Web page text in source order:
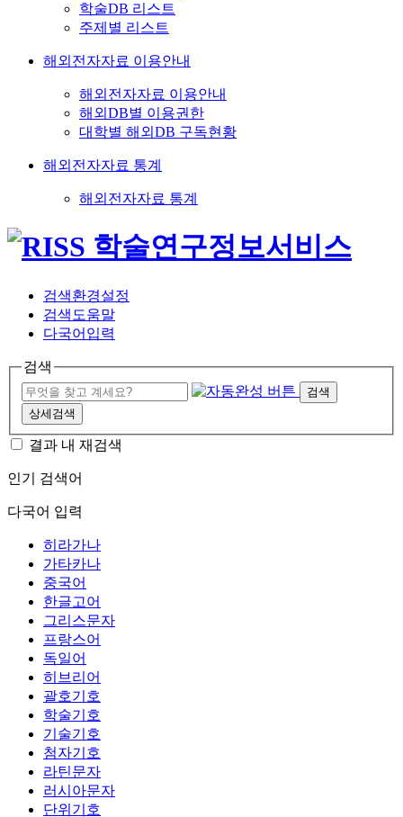
학술DB 리스트
주제별 리스트
해외전자자료 이용안내
해외전자자료 이용안내
해외DB별 이용권한
대학별 해외DB 구독현황
해외전자자료 통계
해외전자자료 통계
검색환경설정
검색도움말
다국어입력
검색
검색
상세검색
결과 내 재검색
인기 검색어
다국어 입력
히라가나
가타카나
중국어
한글고어
그리스문자
프랑스어
독일어
히브리어
괄호기호
학술기호
기술기호
첨자기호
라틴문자
러시아문자
단위기호